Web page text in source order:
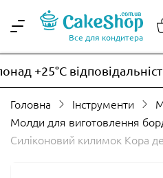
Все для кондитера
+25°C
Головна Інструменти
Молди для виготовлення
Силіконовий килимок Кора